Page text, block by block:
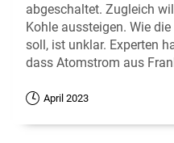
abgeschaltet. Zugleich
Kohle aussteigen. Wie
soll, ist unklar. Experten
dass Atomstrom aus
April 2023